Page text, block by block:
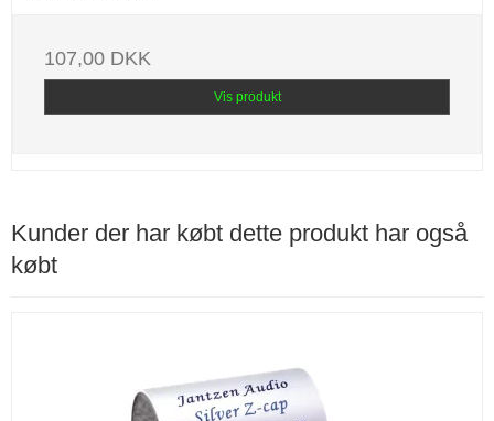
107,00 DKK
Vis produkt
Kunder der har købt dette produkt har også
købt